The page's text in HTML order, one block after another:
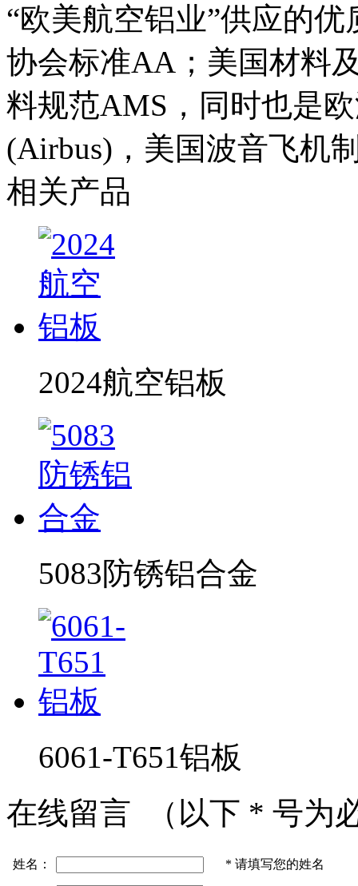
“欧美航空铝业”供应的
协会标准AA；美国材料
料规范AMS，同时也是
(Airbus)，美国波音飞机
相关产品
2024航空铝板
5083防锈铝合金
6061-T651铝板
在线留言 （以下 * 号为
姓名： * 请填写您的姓名